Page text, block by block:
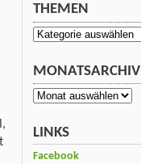
THEMEN
Themen
MONATSARCHIV
Monatsarchiv
LINKS
Facebook